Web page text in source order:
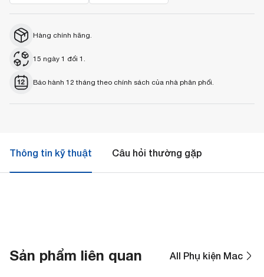
Hàng chính hãng.
15 ngày 1 đổi 1.
Bảo hành 12 tháng theo chính sách của nhà phân phối.
Thông tin kỹ thuật Câu hỏi thường gặp
Sản phẩm liên quan All Phụ kiện Mac